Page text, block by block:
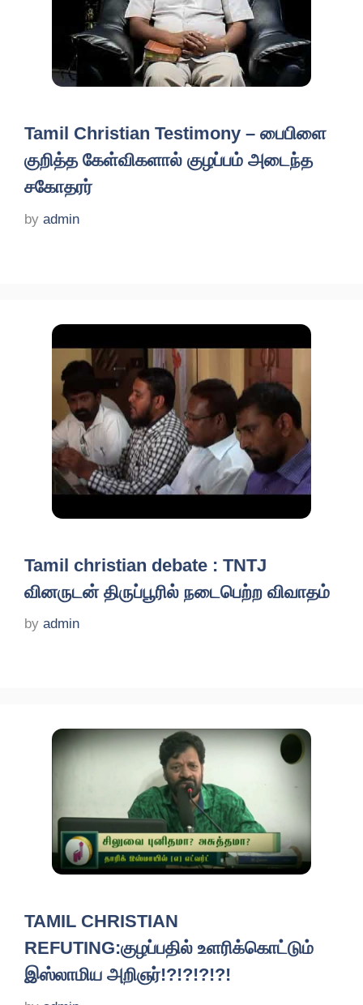
Tamil Christian Testimony – பைபிளை
குறித்த கேள்விகளால் குழப்பம் அடைந்த
சகோதரர்
by admin
Tamil christian debate : TNTJ
வினருடன் திருப்பூரில் நடைபெற்ற விவாதம்
by admin
TAMIL CHRISTIAN
REFUTING:குழப்பதில் உளரிக்கொட்டும்
இஸ்லாமிய அறிஞர்!?!?!?!?!